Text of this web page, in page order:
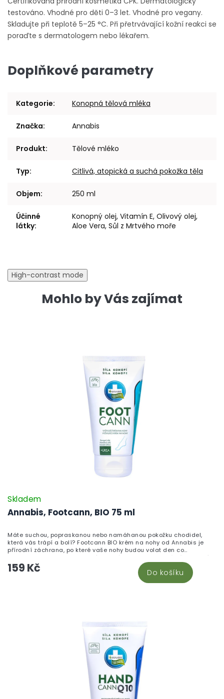
testováno. Vhodné pro děti 0–3 let. Vhodné pro vegany.
Skladujte při teplotě 5–25 °C. Při přetrvávající kožní reakci se
poraďte s dermatologem nebo lékařem.
Doplňkové parametry
Kategorie: Konopná tělová mléka
Značka: Annabis
Produkt: Tělové mléko
Typ: Citlivá, atopická a suchá pokožka těla
Objem: 250 ml
Účinné
látky:
Konopný olej, Vitamín E, Olivový olej,
Aloe Vera, Sůl z Mrtvého moře
High-contrast mode
Mohlo by Vás zajímat
Annabis, Footcann, BIO 75 ml
Skladem
159 Kč Do košíku
Máte suchou, popraskanou nebo namáhanou pokožku chodidel,
která vás trápí a bolí? Footcann BIO krém na nohy od Annabis je
přírodní záchrana, po které vaše nohy budou volat den co
den!Footcann je certifikovaný BIO krém s ureou speciálně vyvinutý
pro intenzivní péči o namáhanou pokožku chodidel. Bio konopný olej
rychle proniká do pokožky a regeneruje ji, urea udržuje hydrataci a
zamezuje ztrátě vlhkosti, bambucké máslo hojí praskliny a
Všechny konopné produkty pro péči o tělo najdete v kategorii
konopná kosmetika na CBDčko.cz.